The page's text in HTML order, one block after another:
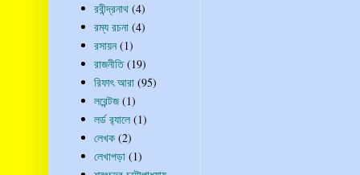
রবীন্দ্রনাথ (4)
রম্য রচনা (4)
রসায়ন (1)
রাজনীতি (19)
রিফাৎ আরা (95)
লরেন্টজ (1)
লর্ড র‍্যালে (1)
লেখক (2)
লেখাপড়া (1)